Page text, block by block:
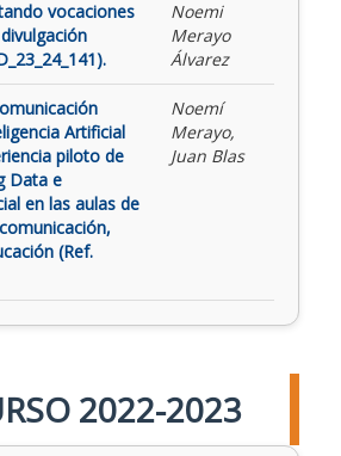
vocaciones
Noemi
Merayo
Álvarez
Artificial
piloto de
Data e
en las aulas de
(Ref.
Noemí
Merayo,
Juan Blas
2022-2023